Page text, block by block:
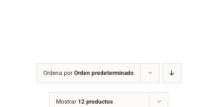
Ordena porOrden predeterminado
Mostrar 12 productos